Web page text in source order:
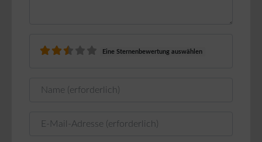
Eine Sternenbewertung auswählen